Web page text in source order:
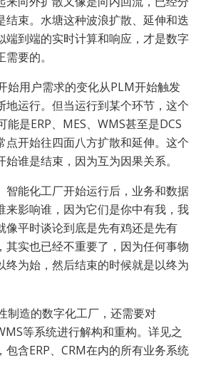
结束。水塘这种波浪扩散、延伸和迭
端到端的实时计算和响应，才是数字
要的。
始用户需求的变化从PLM开始触发
地运行。但当运行到某个环节，这个
是ERP、MES、WMS甚至是DCS
点开始往四面八方扩散和延伸。这个
谁是结束，因为互为因果关系。
智能化工厂开始运行后，业务和数据
来影响谁，因为它们是你中有我，我
像平时谈论到底是先有鸡还是先有
其实也已经不重要了，因为任何事物
终为始，然后结束的时候就是以终为
制造的数字化工厂，还需要对
等系统进行解构和重构。详见之
含ERP、CRM在内的所有业务系统